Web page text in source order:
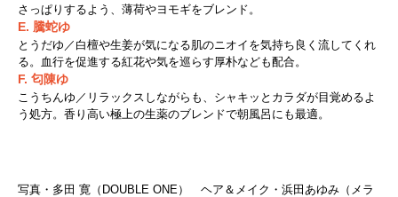
さっぱりするよう、薄荷やヨモギをブレンド。
E. 騰蛇ゆ
とうだゆ／白檀や生姜が気になる肌のニオイを気持ち良く流してくれ
る。血行を促進する紅花や気を巡らす厚朴なども配合。
F. 匂陳ゆ
こうちんゆ／リラックスしながらも、シャキッとカラダが目覚めるよ
う処方。香り高い極上の生薬のブレンドで朝風呂にも最適。
写真・多田 寛（DOUBLE ONE） ヘア＆メイク・浜田あゆみ（メラ